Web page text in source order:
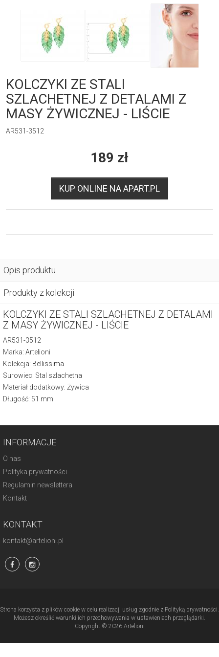
KOLCZYKI ZE STALI
SZLACHETNEJ Z DETALAMI Z
MASY ŻYWICZNEJ - LIŚCIE
AR531-3512
189 zł
KUP ONLINE NA APART.PL
Opis produktu
Produkty z kolekcji
KOLCZYKI ZE STALI SZLACHETNEJ Z DETALAMI
Z MASY ŻYWICZNEJ - LIŚCIE
AR531-3512
Marka: Artelioni
Kolekcja: Bellissima
Surowiec: Stal szlachetna
Materiał dodatkowy: Żywica
Długość: 51 mm
INFORMACJE
O nas
Polityka prywatności
Regulamin newslettera
Kontakt
KONTAKT
kontakt@artelioni.pl
Strona korzysta z plików cookie w celu realizacji usług zgodnie z Polityką prywatności.
Możesz określić warunki ich przechowywania w ustawieniach przeglądarki.
Copyright © 2026 Artelioni